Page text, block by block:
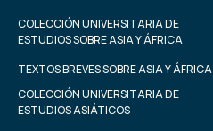
COLECCIÓN UNIVERSITARIA DE
ESTUDIOS SOBRE ASIA Y ÁFRICA
TEXTOS BREVES SOBRE ASIA Y ÁFRICA
COLECCIÓN UNIVERSITARIA DE
ESTUDIOS ASIÁTICOS